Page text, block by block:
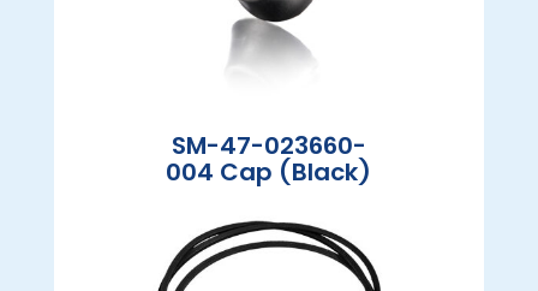
SM-47-023660-
004 Cap (Black)